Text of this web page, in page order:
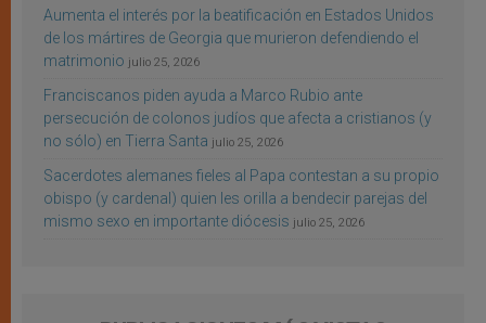
Aumenta el interés por la beatificación en Estados Unidos
de los mártires de Georgia que murieron defendiendo el
matrimonio julio 25, 2026
Franciscanos piden ayuda a Marco Rubio ante
persecución de colonos judíos que afecta a cristianos (y
no sólo) en Tierra Santa julio 25, 2026
Sacerdotes alemanes fieles al Papa contestan a su propio
obispo (y cardenal) quien les orilla a bendecir parejas del
mismo sexo en importante diócesis julio 25, 2026